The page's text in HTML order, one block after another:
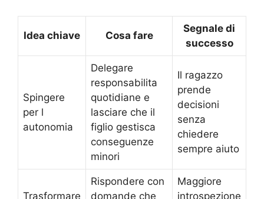
Idea chiave Cosa fare
Segnale di
successo
Spingere
per l
autonomia
Delegare
responsabilita
quotidiane e
lasciare che il
figlio gestisca
conseguenze
minori
Il ragazzo
prende
decisioni
senza
chiedere
sempre aiuto
Trasformare
Rispondere con
domande che
Maggiore
introspezione